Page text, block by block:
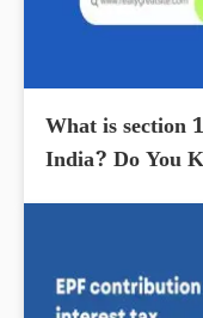
What is section
India? Do You